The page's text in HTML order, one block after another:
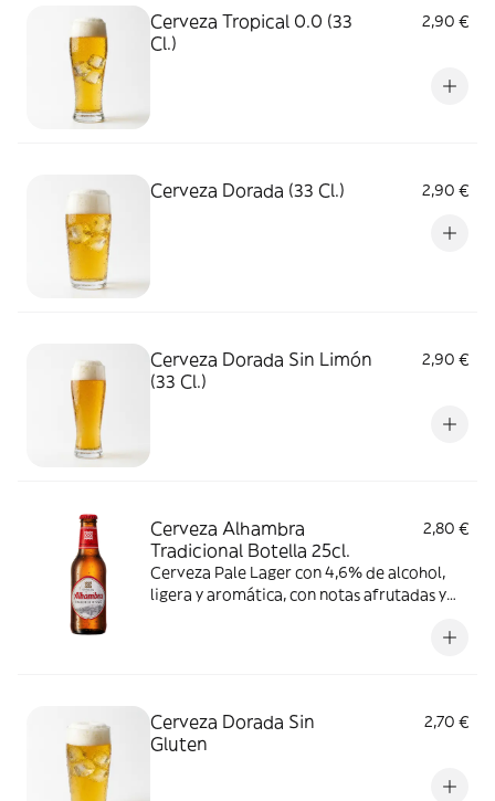
Cerveza Tropical 0.0 (33
Cl.)
2,90 €
Cerveza Dorada (33 Cl.) 2,90 €
Cerveza Dorada Sin Limón
(33 Cl.)
2,90 €
Cerveza Alhambra
Tradicional Botella 25cl.
2,80 €
Cerveza Pale Lager con 4,6% de alcohol,
ligera y aromática, con notas afrutadas y
Cerveza Dorada Sin
Gluten
2,70 €